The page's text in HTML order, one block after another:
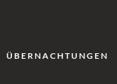
ÜBERNACHTUNGEN